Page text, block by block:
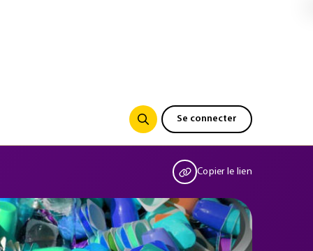
Se connecter
Copier le lien